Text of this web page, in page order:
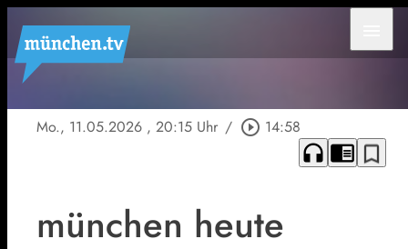
Mo., 11.05.2026 , 20:15 Uhr / play_circle_outline 14:58
headphones chrome_reader_mode bookmark_border
münchen heute